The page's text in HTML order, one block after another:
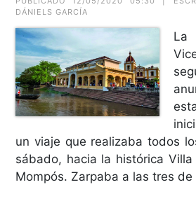
DÁNIELS GARCÍA
La
un viaje que realizaba todos
sábado, hacia la histórica
Mompós. Zarpaba a las tres de